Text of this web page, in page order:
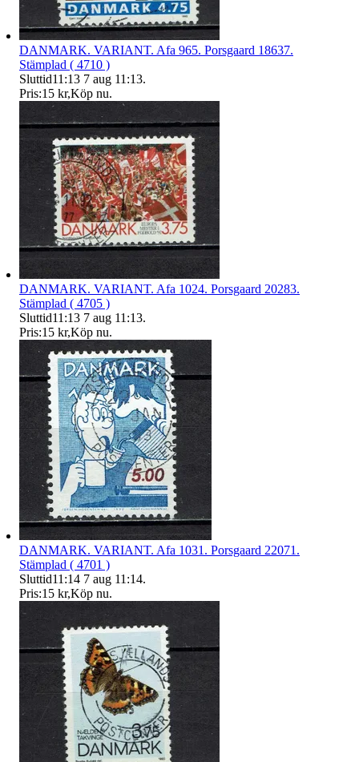
DANMARK. VARIANT. Afa 965. Porsgaard 18637.
Stämplad ( 4710 )
Sluttid11:13 7 aug 11:13.
Pris:15 kr,Köp nu.
DANMARK. VARIANT. Afa 1024. Porsgaard 20283.
Stämplad ( 4705 )
Sluttid11:13 7 aug 11:13.
Pris:15 kr,Köp nu.
DANMARK. VARIANT. Afa 1031. Porsgaard 22071.
Stämplad ( 4701 )
Sluttid11:14 7 aug 11:14.
Pris:15 kr,Köp nu.